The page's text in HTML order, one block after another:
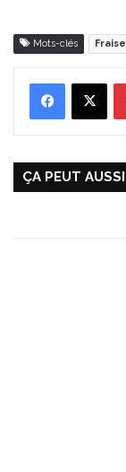
Mots-clés Fraise
ÇA PEUT